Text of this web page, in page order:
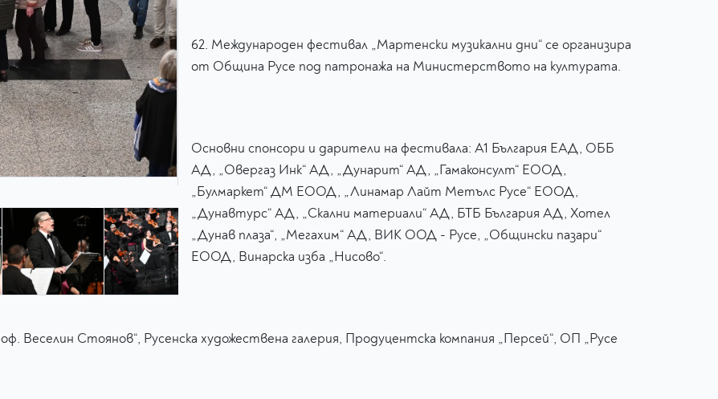
62. Международен фестивал „Мартенски музикални дни“ се организира
от Община Русе под патронажа на Министерството на културата.
Основни спонсори и дарители на фестивала: А1 България ЕАД, ОББ
АД, „Овергаз Инк“ АД, „Дунарит“ АД, „Гамаконсулт“ ЕООД,
„Булмаркет“ ДМ ЕООД, „Линамар Лайт Метълс Русе“ ЕООД,
„Дунавтурс“ АД, „Скални материали“ АД, БТБ България АД, Хотел
„Дунав плаза“, „Мегахим“ АД, ВИК ООД - Русе, „Общински пазари“
ЕООД, Винарска изба „Нисово“.
Веселин Стоянов“, Русенска художествена галерия, Продуцентска компания „Персей“, ОП „Русе